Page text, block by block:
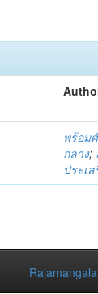
พร้อม
กลาง;
ประเ